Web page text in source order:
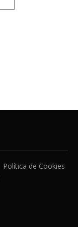
Política de Cookies